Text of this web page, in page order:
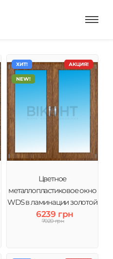
АКЦИЯ!
ХИТ!
NEW!
Цветное
металлопластиковое окно
WDS в ламинации золотой
дуб
6239 грн
7020 грн